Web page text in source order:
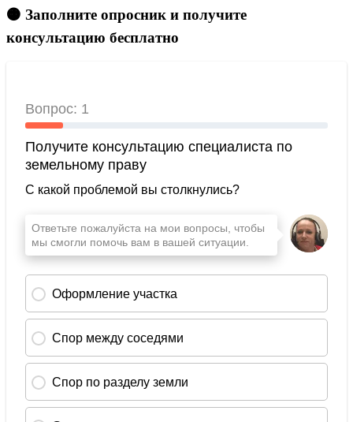
🟠 Заполните опросник и получите
консультацию бесплатно